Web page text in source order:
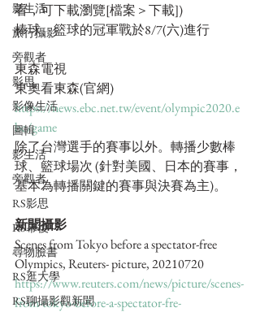
影生活
旅行攝影
旁觀者
影思
影像生活
圖輯
影生活
旁觀者
RS影思
RS幕後
尋物臉書
RS逛大學
RS聊攝影觀新聞
看，可下載瀏覽[檔案＞下載])
棒球、籃球的冠軍戰於8/7(六)進行
東森電視
東奧看東森(官網)
https://news.ebc.net.tw/event/olympic2020.e
bc/game
除了台灣選手的賽事以外。轉播少數棒
球、籃球場次 (針對美國、日本的賽事，
基本為轉播關鍵的賽事與決賽為主)。
新聞攝影
Scenes from Tokyo before a spectator-free
Olympics, Reuters- picture, 20210720
https://www.reuters.com/news/picture/scenes-
from-tokyo-before-a-spectator-fre-